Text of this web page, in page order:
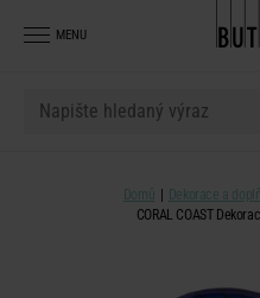
MENU
Domů Dekorace a
CORAL COAST